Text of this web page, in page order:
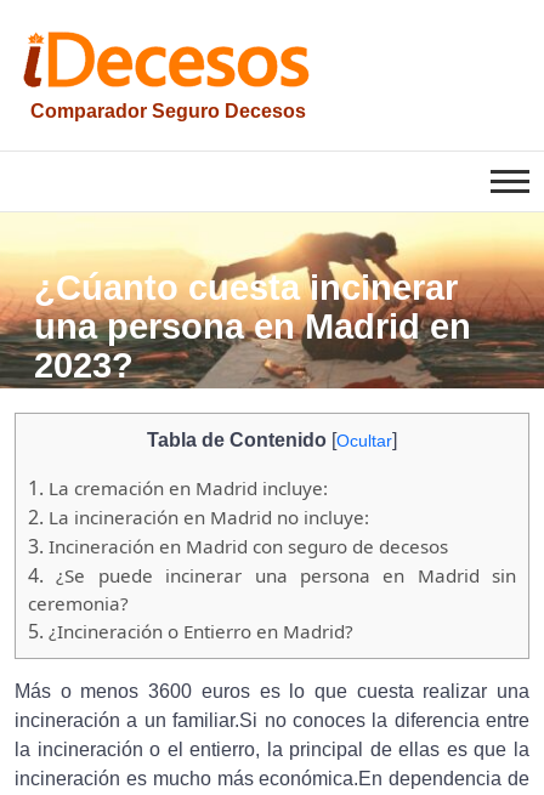
contenido
Comparador Seguro Decesos
iesquelas
¿Cúanto cuesta incinerar
una persona en Madrid en
2023?
Tabla de Contenido [Ocultar]
1. La cremación en Madrid incluye:
2. La incineración en Madrid no incluye:
3. Incineración en Madrid con seguro de decesos
4. ¿Se puede incinerar una persona en Madrid sin
ceremonia?
5. ¿Incineración o Entierro en Madrid?
Más o menos 3600 euros es lo que cuesta realizar una
incineración a un familiar.Si no conoces la diferencia entre
la incineración o el entierro, la principal de ellas es que la
incineración es mucho más económica.En dependencia de